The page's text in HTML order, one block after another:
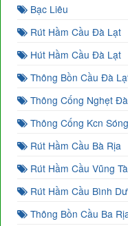
Bạc Liêu
Rút Hầm Cầu Đà Lạt
Hút Hầm Cầu Đà Lạt
Thông Bồn Cầu Đà
Thông Cống Nghẹt
Thông Cống Kcn
Rút Hầm Cầu Bà Rịa
Rút Hầm Cầu Vũng
Rút Hầm Cầu Bình
Thông Bồn Cầu Ba